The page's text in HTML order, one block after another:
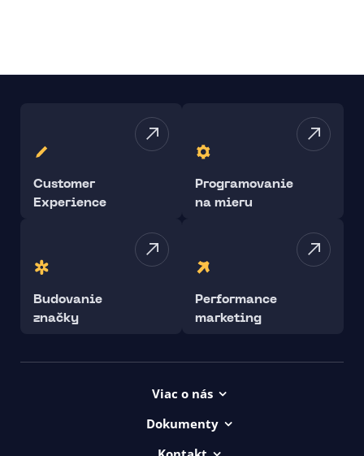
Customer
Experience
Programovanie
na mieru
Budovanie
značky
Performance
marketing
Viac o nás
Dokumenty